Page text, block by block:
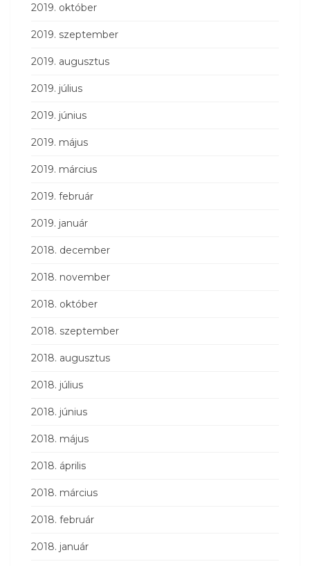
2019. október
2019. szeptember
2019. augusztus
2019. július
2019. június
2019. május
2019. március
2019. február
2019. január
2018. december
2018. november
2018. október
2018. szeptember
2018. augusztus
2018. július
2018. június
2018. május
2018. április
2018. március
2018. február
2018. január